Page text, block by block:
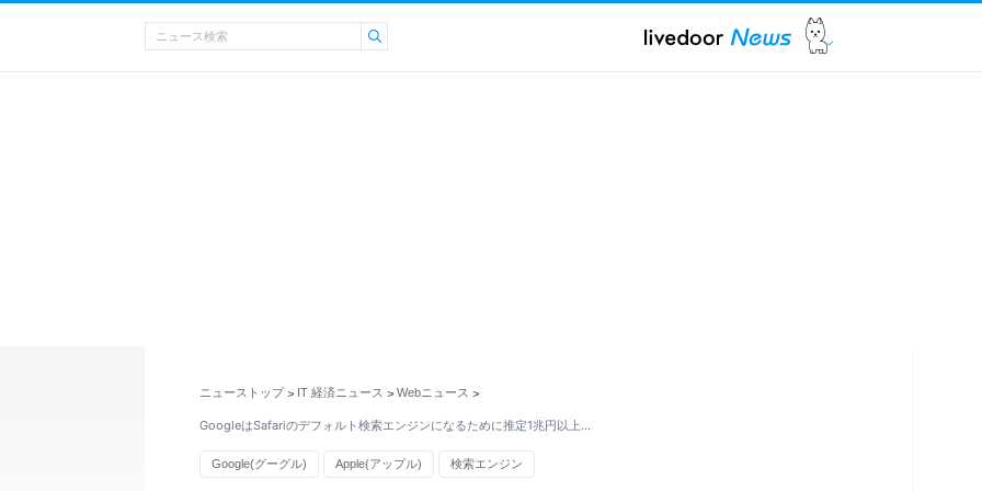
ニューストップ > IT 経済ニュース > Webニュース >
GoogleはSafariのデフォルト検索エンジンになるために推定1兆円以上…
Google(グーグル) Apple(アップル) 検索エンジン